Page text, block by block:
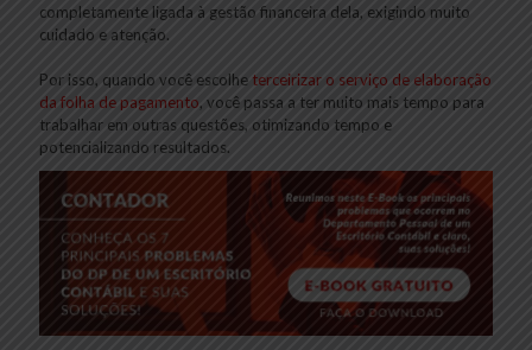
completamente ligada à gestão financeira dela, exigindo muito
cuidado e atenção.
Por isso, quando você escolhe terceirizar o serviço de elaboração
da folha de pagamento, você passa a ter muito mais tempo para
trabalhar em outras questões, otimizando tempo e
potencializando resultados.